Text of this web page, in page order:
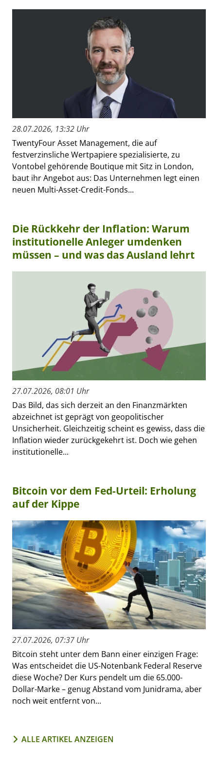
28.07.2026, 13:32 Uhr
TwentyFour Asset Management, die auf
festverzinsliche Wertpapiere spezialisierte, zu
Vontobel gehörende Boutique mit Sitz in London,
baut ihr Angebot aus: Das Unternehmen legt einen
neuen Multi-Asset-Credit-Fonds...
Die Rückkehr der Inflation: Warum
institutionelle Anleger umdenken
müssen – und was das Ausland lehrt
27.07.2026, 08:01 Uhr
Das Bild, das sich derzeit an den Finanzmärkten
abzeichnet ist geprägt von geopolitischer
Unsicherheit. Gleichzeitig scheint es gewiss, dass die
Inflation wieder zurückgekehrt ist. Doch wie gehen
institutionelle...
Bitcoin vor dem Fed-Urteil: Erholung
auf der Kippe
27.07.2026, 07:37 Uhr
Bitcoin steht unter dem Bann einer einzigen Frage:
Was entscheidet die US-Notenbank Federal Reserve
diese Woche? Der Kurs pendelt um die 65.000-
Dollar-Marke – genug Abstand vom Junidrama, aber
noch weit entfernt von...
ALLE ARTIKEL ANZEIGEN